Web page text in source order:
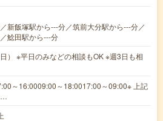
新飯塚駅から---分／筑前大分駅から---分／
鯰田駅から---分
） ※平日のみなどの相談もOK ※週3日も相
～16:0009:00～18:0017:00～09:00※ 上記
…